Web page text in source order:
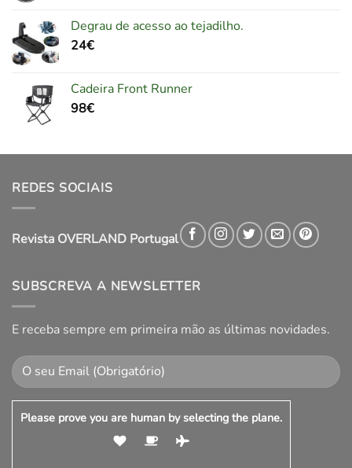
Degrau de acesso ao tejadilho.
24€
Cadeira Front Runner
98€
REDES SOCIAIS
Revista OVERLAND Portugal
SUBSCREVA A NEWSLETTER
E receba sempre em primeira mão as últimas novidades.
Please prove you are human by selecting the plane.